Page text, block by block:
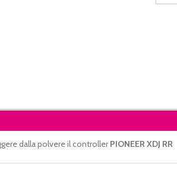
dalla polvere il controllerPIONEER XDJ RR